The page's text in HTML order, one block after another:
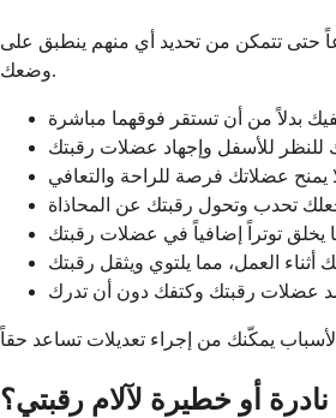
حتى تتمكن من تحديد أي منهم ينطبق على
وضعك.
بدلاً من أن تستقر فوقهما مباشرة
للأسفل وإجهاد عضلات رقبتك
عضلاتك فرصة للراحة والتعافي
تحدب وتحول رقبتك عن المحاذاة
يخلق توتراً إضافياً في عضلات رقبتك
أثناء العمل، مما يلتوي ويثقل رقبتك
عضلات رقبتك وكتفك دون أن تدرك
أو خطيرة لآلام رقبتي؟